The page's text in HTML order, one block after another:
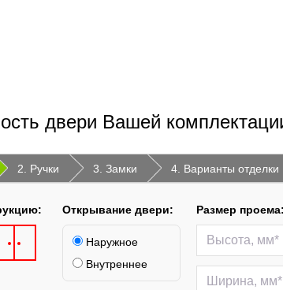
двери Вашей
2. Ручки 3. Замки 4. Варианты отделки
Открывание двери:
Наружное
Внутреннее
Размер проема: